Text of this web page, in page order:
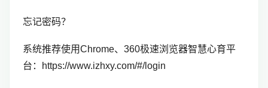
忘记密码？
系统推荐使用Chrome、360极速浏览器智慧心育平
台：https://www.izhxy.com/#/login